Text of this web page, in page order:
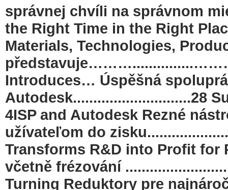
správnej chvíli na
the Right Time in the Right
Materials, Technologies,
Introduces… Úspěšná
Autodesk.............................28
4ISP and Autodesk Rezné
užívateľom do
Transforms R&D into Profit for
včetně frézování
Turning Reduktory pre